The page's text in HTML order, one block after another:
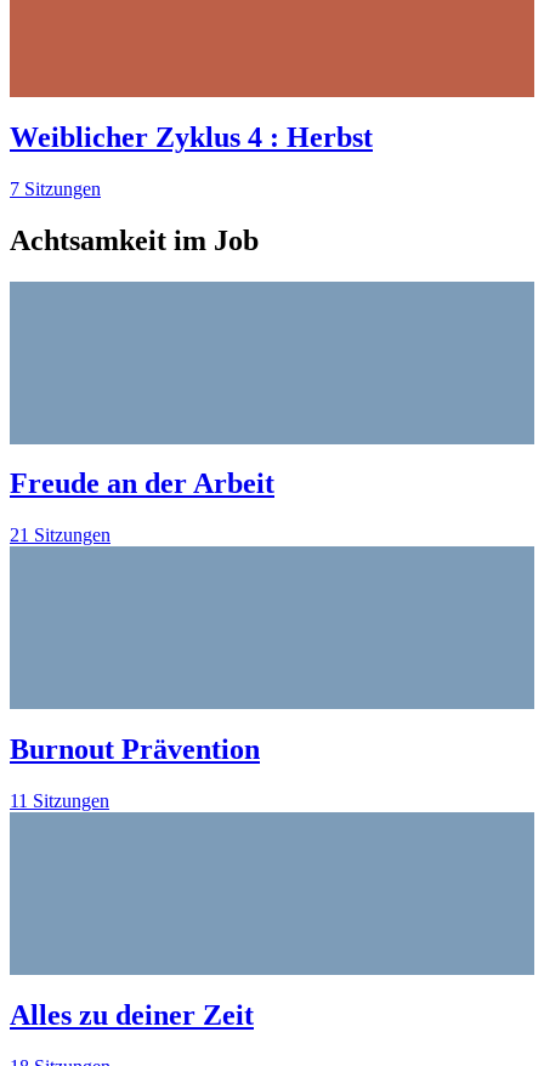
Weiblicher Zyklus 4 : Herbst
7 Sitzungen
Achtsamkeit im Job
Freude an der Arbeit
21 Sitzungen
Burnout Prävention
11 Sitzungen
Alles zu deiner Zeit